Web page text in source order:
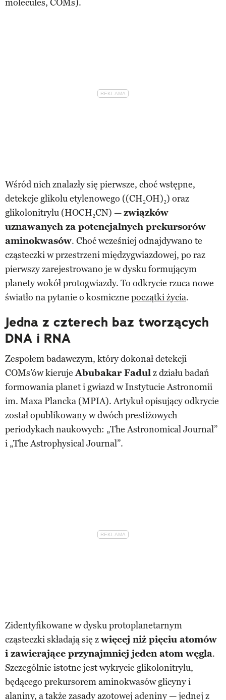
molecules, COMs).
Wśród nich znalazły się pierwsze, choć wstępne,
detekcje glikolu etylenowego ((CH₂OH)₂) oraz
glikolonitrylu (HOCH₂CN) —związków
uznawanych za potencjalnych prekursorów
aminokwasów. Choć wcześniej odnajdywano te
cząsteczki w przestrzeni międzygwiazdowej, po raz
pierwszy zarejestrowano je w dysku formującym
planety wokół protogwiazdy. To odkrycie rzuca nowe
światło na pytanie o kosmiczne początki życia.
Jedna z czterech baz tworzących
DNA i RNA
Zespołem badawczym, który dokonał detekcji
COMs’ów kierujeAbubakar Fadulz działu badań
formowania planet i gwiazd w Instytucie Astronomii
im. Maxa Plancka (MPIA). Artykuł opisujący odkrycie
został opublikowany w dwóch prestiżowych
periodykach naukowych: „The Astronomical Journal”
i „The Astrophysical Journal”.
Zidentyfikowane w dysku protoplanetarnym
cząsteczki składają się zwięcej niż pięciu atomów
i zawierające przynajmniej jeden atom węgla.
Szczególnie istotne jest wykrycie glikolonitrylu,
będącego prekursorem aminokwasów glicyny i
alaniny, a także zasady azotowej adeniny — jednej z